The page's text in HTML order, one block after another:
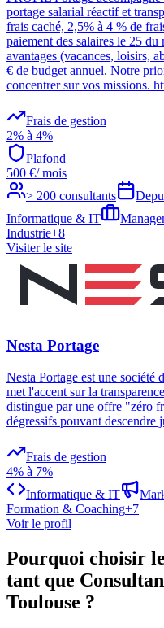
portage salarial réactif et
frais caché, 2,5% à 4 % de
paiement des salaires le 25
avantages (vacances, loisirs,
€ de budget annuel. Notre
concentrer sur vos missions.
Frais de gestion
2% à 4%
Plafond
500 €/ mois
> 200 consultants
Informatique & IT
Industrie+8
Visiter le site
Nesta Portage
Nesta Portage est une société
met l'accent sur la
distingue par une offre "zéro
dégressifs pouvant descendre
Frais de gestion
4% à 7%
Informatique & IT
Formation & Coaching+7
Voir le profil
Pourquoi choisir
tant que
Toulouse ?